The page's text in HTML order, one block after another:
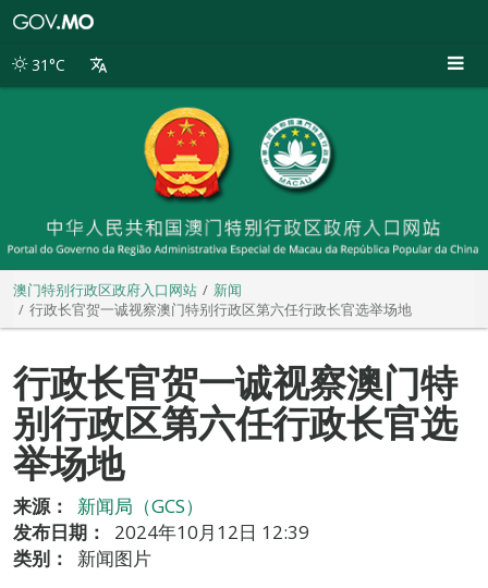
别
31°C
澳门特别行政区政府入口网站
新闻
行政长官贺一诚视察澳门特别行政区第六任行政长官选举场地
行政长官贺一诚视察澳门特
别行政区第六任行政长官选
举场地
来源：
新闻局（GCS）
发布日期：
2024年10月12日 12:39
类别：
新闻图片